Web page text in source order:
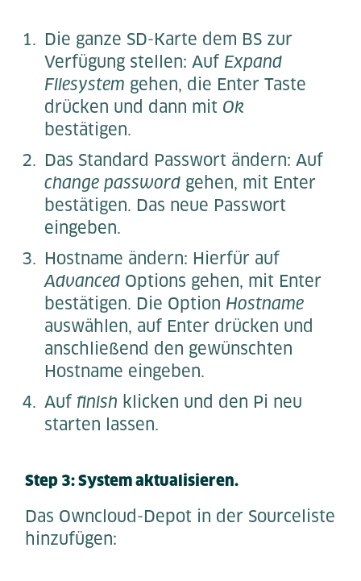
Die ganze SD-Karte dem BS zur
Verfügung stellen: Auf Expand
Filesystem gehen, die Enter Taste
drücken und dann mit Ok
bestätigen.
Das Standard Passwort ändern: Auf
change password gehen, mit Enter
bestätigen. Das neue Passwort
eingeben.
Hostname ändern: Hierfür auf
Advanced Options gehen, mit Enter
bestätigen. Die Option Hostname
auswählen, auf Enter drücken und
anschließend den gewünschten
Hostname eingeben.
Auf finish klicken und den Pi neu
starten lassen.
Step 3: System aktualisieren.
Das Owncloud-Depot in der Sourceliste
hinzufügen: